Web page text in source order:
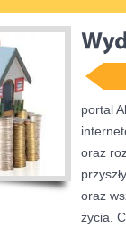
portal
oraz
oraz
życia.